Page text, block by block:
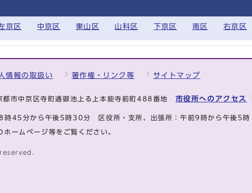
京区 中京区 東山区 山科区 下京区 南区 右京区
情報の取扱い 著作権・リンク等 サイトマップ
市中京区寺町通御池上る上本能寺前町488番地 市役所へのアクセス
8時45分から午後5時30分 区役所・支所、出張所：午前9時から午後5
ームページ等をご覧ください。